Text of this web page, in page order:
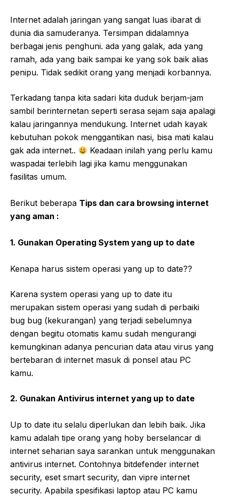
Internet adalah jaringan yang sangat luas ibarat di
dunia dia samuderanya. Tersimpan didalamnya
berbagai jenis penghuni. ada yang galak, ada yang
ramah, ada yang baik sampai ke yang sok baik alias
penipu. Tidak sedikit orang yang menjadi korbannya.
Terkadang tanpa kita sadari kita duduk berjam-jam
sambil berinternetan seperti serasa sejam saja apalagi
kalau jaringannya mendukung. Internet udah kayak
kebutuhan pokok menggantikan nasi, bisa mati kalau
gak ada internet..
Keadaan inilah yang perlu kamu
waspadai terlebih lagi jika kamu menggunakan
fasilitas umum.
Berikut beberapa Tips dan cara browsing internet
yang aman :
1. Gunakan Operating System yang up to date
Kenapa harus sistem operasi yang up to date??
Karena system operasi yang up to date itu
merupakan sistem operasi yang sudah di perbaiki
bug bug (kekurangan) yang terjadi sebelumnya
dengan begitu otomatis kamu sudah mengurangi
kemungkinan adanya pencurian data atau virus yang
bertebaran di internet masuk di ponsel atau PC
kamu.
2. Gunakan Antivirus internet yang up to date
Up to date itu selalu diperlukan dan lebih baik. Jika
kamu adalah tipe orang yang hoby berselancar di
internet seharian saya sarankan untuk menggunakan
antivirus internet. Contohnya bitdefender internet
security, eset smart security, dan vipre internet
security. Apabila spesifikasi laptop atau PC kamu